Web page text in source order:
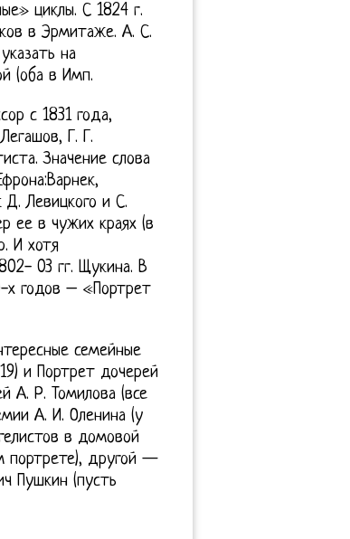
циклы. С 1824 г.
в Эрмитаже. А. С.
на
(оба в Имп.
с 1831 года,
Г. Г.
Значение слова
Левицкого и С.
ее в чужих краях (в
И хотя
03 гг. Щукина. В
х годов – «Портрет
семейные
и Портрет дочерей
А. Р. Томилова (все
А. И. Оленина (у
в домовой
портрете), другой —
Пушкин (пусть